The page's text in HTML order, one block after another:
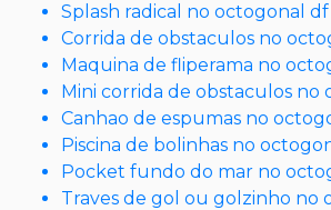
Splash radical no octogonal df
Corrida de obstaculos no
Maquina de fliperama no
Mini corrida de obstaculos no
Canhao de espumas no
Piscina de bolinhas no
Pocket fundo do mar no
Traves de gol ou golzinho no